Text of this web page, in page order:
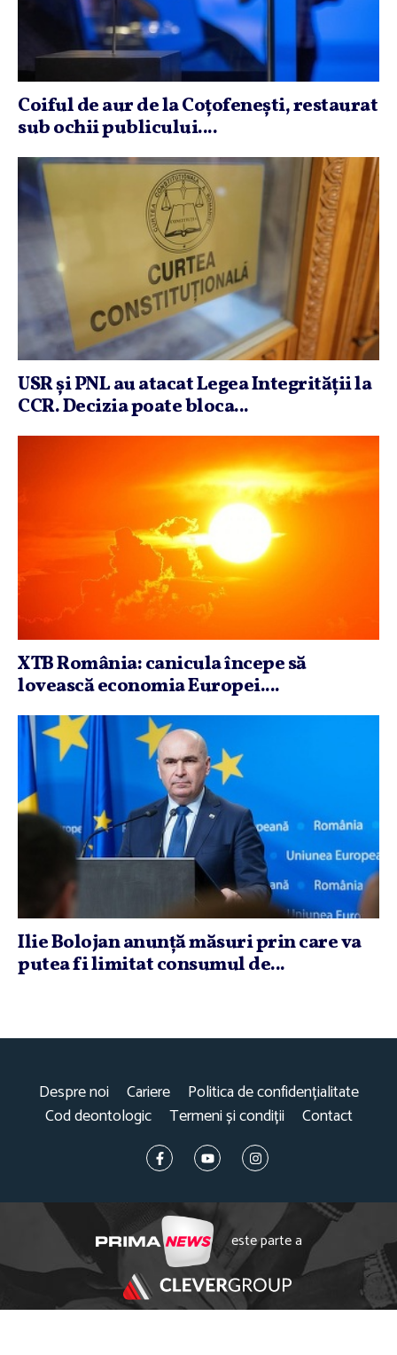
Coiful de aur de la Coţofeneşti, restaurat
sub ochii publicului....
USR şi PNL au atacat Legea Integrităţii la
CCR. Decizia poate bloca...
XTB România: canicula începe să
lovească economia Europei....
Ilie Bolojan anunţă măsuri prin care va
putea fi limitat consumul de...
Despre noi Cariere
Politica de confidențialitate
Cod deontologic
Termeni și condiții Contact
este parte a